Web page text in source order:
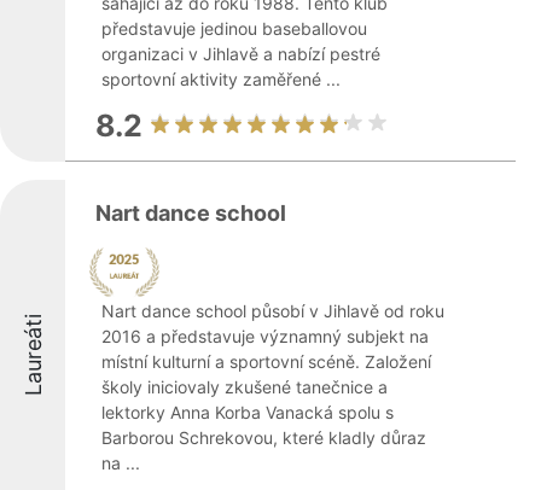
představuje jedinou baseballovou
organizaci v Jihlavě a nabízí pestré
sportovní aktivity zaměřené ...
8.2
Laureáti
Nart dance school
Nart dance school působí v Jihlavě od roku
2016 a představuje významný subjekt na
místní kulturní a sportovní scéně. Založení
školy iniciovaly zkušené tanečnice a
lektorky Anna Korba Vanacká spolu s
Barborou Schrekovou, které kladly důraz
na ...